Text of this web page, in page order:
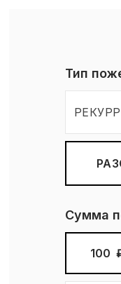
Тип
Сумма
100